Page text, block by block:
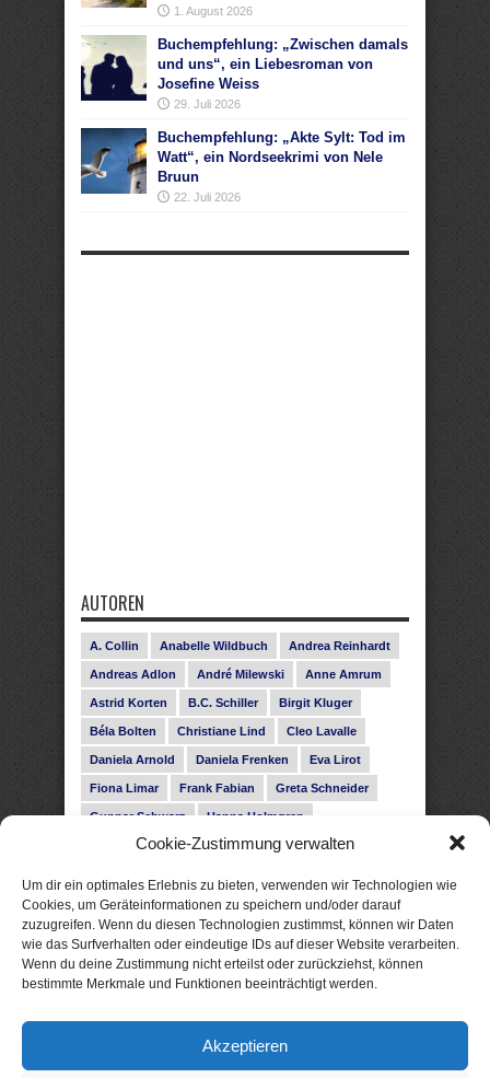
Cookie-Zustimmung verwalten
Um dir ein optimales Erlebnis zu bieten, verwenden wir Technologien wie
Cookies, um Geräteinformationen zu speichern und/oder darauf
zuzugreifen. Wenn du diesen Technologien zustimmst, können wir Daten
wie das Surfverhalten oder eindeutige IDs auf dieser Website verarbeiten.
Wenn du deine Zustimmung nicht erteilst oder zurückziehst, können
bestimmte Merkmale und Funktionen beeinträchtigt werden.
Akzeptieren
1. August 2026
Buchempfehlung: „Zwischen damals
und uns“, ein Liebesroman von
Josefine Weiss
29. Juli 2026
Buchempfehlung: „Akte Sylt: Tod im
Watt“, ein Nordseekrimi von Nele
Bruun
22. Juli 2026
AUTOREN
A. Collin Anabelle Wildbuch Andrea Reinhardt
Andreas Adlon André Milewski Anne Amrum
Astrid Korten B.C. Schiller Birgit Kluger
Béla Bolten Christiane Lind Cleo Lavalle
Daniela Arnold Daniela Frenken Eva Lirot
Fiona Limar Frank Fabian Greta Schneider
Gunnar Schwarz Hanna Holmgren
Heike Fröhling Ina Glahe Ivo Pala J. Vellguth
Leonie Haubrich Lilly Labord Livia Pipes
Malin Blunk Marcus Hünnebeck Martin Krist
Melisa Schwermer Nele Bruun Nika Lubitsch
Noah Fitz Nora Amelie René Junge
Subina Giuletti